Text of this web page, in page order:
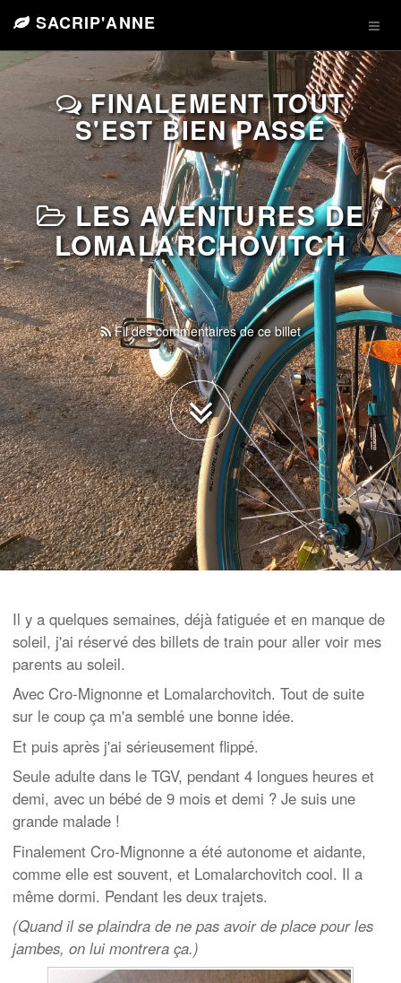
SACRIP'ANNE
FINALEMENT TOUT
S'EST BIEN PASSÉ
LES AVENTURES DE
LOMALARCHOVITCH
Fil des commentaires de ce billet
Il y a quelques semaines, déjà fatiguée et en manque de
soleil, j'ai réservé des billets de train pour aller voir mes
parents au soleil.
Avec Cro-Mignonne et Lomalarchovitch. Tout de suite
sur le coup ça m'a semblé une bonne idée.
Et puis après j'ai sérieusement flippé.
Seule adulte dans le TGV, pendant 4 longues heures et
demi, avec un bébé de 9 mois et demi ? Je suis une
grande malade !
Finalement Cro-Mignonne a été autonome et aidante,
comme elle est souvent, et Lomalarchovitch cool. Il a
même dormi. Pendant les deux trajets.
(Quand il se plaindra de ne pas avoir de place pour les
jambes, on lui montrera ça.)